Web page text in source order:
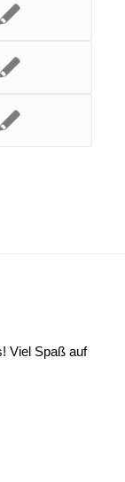
Viel Spaß auf